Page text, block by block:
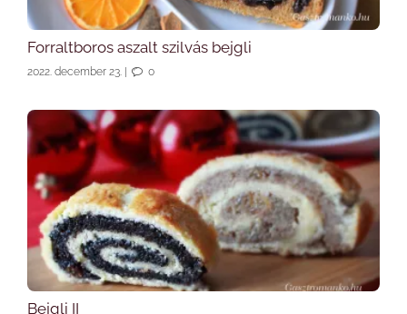
Forraltboros aszalt szilvás bejgli
2022. december 23. | 0
Bejgli II